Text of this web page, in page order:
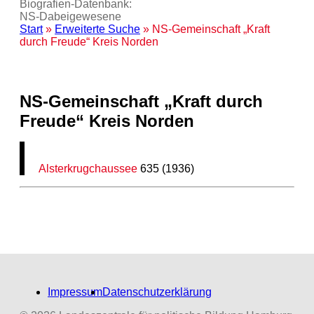
Biografien-Datenbank:
NS‑Dabeigewesene
Start» Erweiterte Suche » NS-Gemeinschaft „Kraft
durch Freude“ Kreis Norden
NS-Gemeinschaft „Kraft durch
Freude“ Kreis Norden
Alsterkrugchaussee 635 (1936)
ImpressumDatenschutzerklärung